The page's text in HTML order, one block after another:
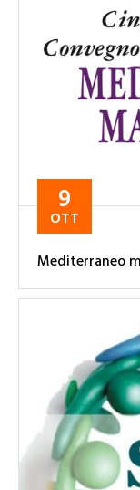
9
OTT
Mediterraneo